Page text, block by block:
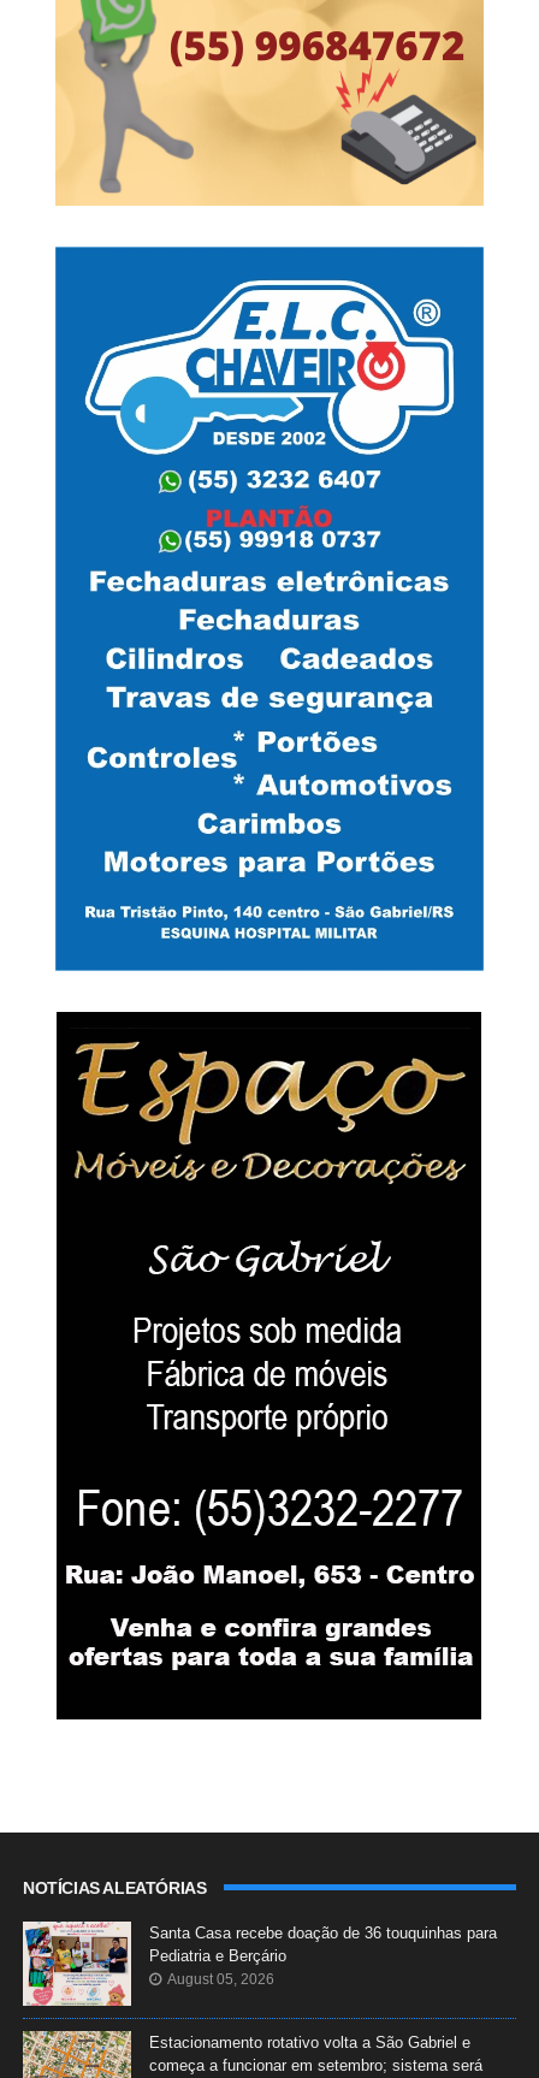
NOTÍCIAS ALEATÓRIAS
Santa Casa recebe doação de 36 touquinhas para
Pediatria e Berçário
August 05, 2026
Estacionamento rotativo volta a São Gabriel e
começa a funcionar em setembro; sistema será